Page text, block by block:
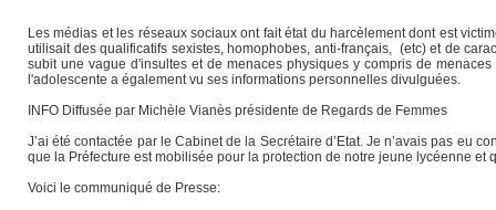
Les médias et les réseaux sociaux ont fait état du harcèlement dont est
utilisait des qualificatifs sexistes, homophobes, anti-français, (etc) et de
subit une vague d'insultes et de menaces physiques y compris de
l'adolescente a également vu ses informations personnelles divulguées.
INFO Diffusée par Michèle Vianès présidente de Regards de Femmes
J’ai été contactée par le Cabinet de la Secrétaire d’Etat. Je n’avais pas eu
que la Préfecture est mobilisée pour la protection de notre jeune lycéenne
Voici le communiqué de Presse: